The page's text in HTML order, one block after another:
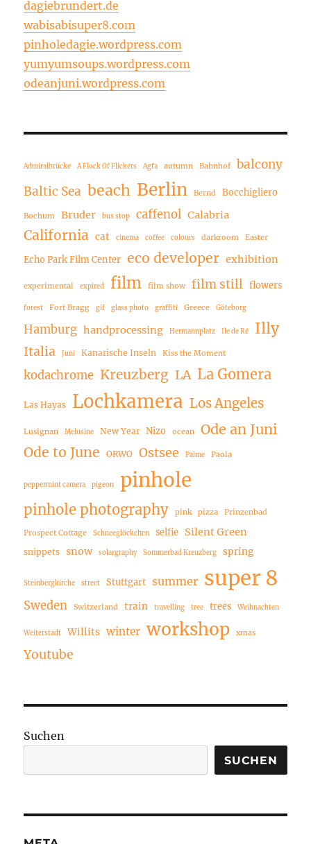
dagiebrundert.de
wabisabisuper8.com
pinholedagie.wordpress.com
yumyumsoups.wordpress.com
odeanjuni.wordpress.com
Admiralbrücke A Flock Of Flickers Agfa autumn Bahnhof
balcony
Baltic Sea beach Berlin Bernd Bocchigliero
Bochum Bruder bus stop caffenol Calabria
California cat cinema coffee colours darkroom Easter
Echo Park Film Center eco developer exhibition
experimental expired film film show film still flowers
forest Fort Bragg gif glass photo graffiti Greece Göteborg
Hamburg handprocessing Hermannplatz Ile de Ré Illy
Italia Juni Kanarische Inseln Kiss the Moment
kodachrome Kreuzberg LA La Gomera
Las Hayas Lochkamera Los Angeles
Lusignan Melusine New Year Nizo ocean
Ode an Juni
Ode to June
ORWO Ostsee Palme Paola
peppermint camera pigeon pinhole
pinhole photography pink pizza Prinzenbad
Prospect Cottage Schneeglöckchen selfie Silent Green
snippets snow solargraphy Sommerbad Kreuzberg spring
Steinbergkirche street Stuttgart summer super 8
Sweden Switzerland train travelling tree trees Weihnachten
Weiterstadt Willits winter workshop xmas
Youtube
Suchen
SUCHEN